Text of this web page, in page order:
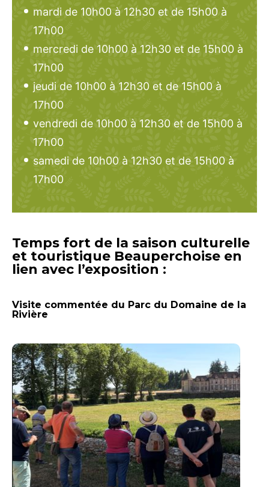
mardi de 10h00 à 12h30 et de 15h00 à
17h00
mercredi de 10h00 à 12h30 et de 15h00 à
17h00
jeudi de 10h00 à 12h30 et de 15h00 à
17h00
vendredi de 10h00 à 12h30 et de 15h00 à
17h00
samedi de 10h00 à 12h30 et de 15h00 à
17h00
Temps fort de la saison culturelle
et touristique Beauperchoise en
lien avec l’exposition :
Visite commentée du Parc du Domaine de la
Rivière